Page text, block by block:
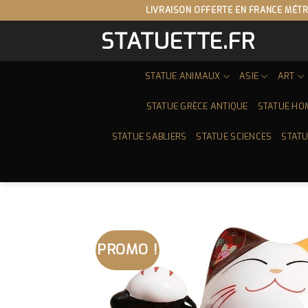
to
LIVRAISON OFFERTE EN FRANCE
STATUETTE.FR
STATUE ANIMAUX ASIE ART
STATUE GRÈCE ANTIQUE STATUE
STATUE SABLIERS STATUE SCIENCES
PROMO !